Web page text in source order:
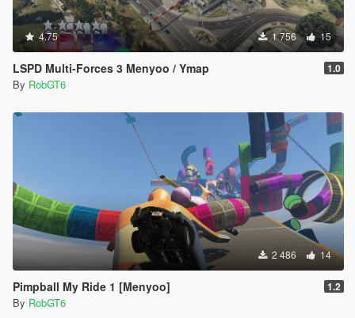
4.75 1 756 15
LSPD Multi-Forces 3 Menyoo / Ymap 1.0
By RobGT6
2 486 14
Pimpball My Ride 1 [Menyoo] 1.2
By RobGT6